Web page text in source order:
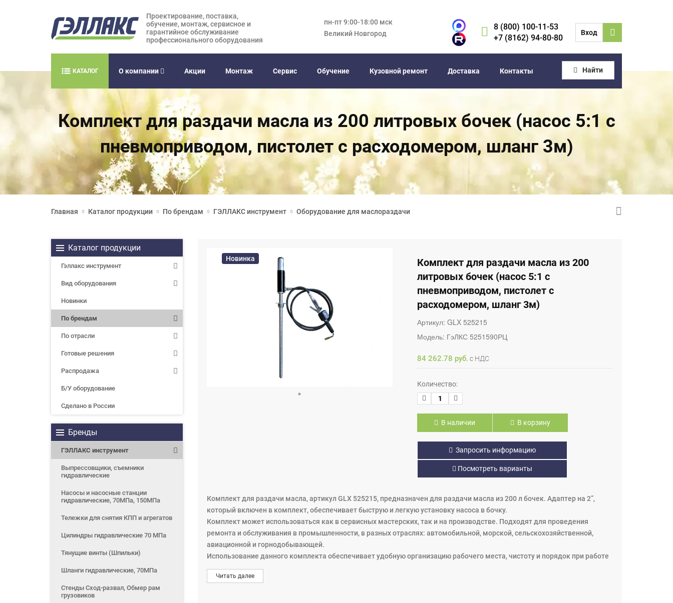
Проектирование, поставка,
обучение, монтаж, сервисное и
гарантийное обслуживание
профессионального оборудования
пн-пт 9:00-18:00 мск
Великий Новгород
8 (800) 100-11-53
+7 (8162) 94-80-80
Вход
КАТАЛОГ О компании Акции Монтаж Сервис Обучение Кузовной ремонт Доставка Контакты Найти
Комплект для раздачи масла из 200 литровых бочек (насос 5:1 с
пневмоприводом, пистолет с расходомером, шланг 3м)
Главная Каталог продукции По брендам ГЭЛЛАКС инструмент Оборудование для маслораздачи
Каталог продукции
Гэллакс инструмент
Вид оборудования
Новинки
По брендам
По отрасли
Готовые решения
Распродажа
Б/У оборудование
Сделано в России
Бренды
ГЭЛЛАКС инструмент
Выпрессовщики, съемники
гидравлические
Насосы и насосные станции
гидравлические, 70МПа, 150МПа
Тележки для снятия КПП и агрегатов
Цилиндры гидравлические 70 МПа
Тянущие винты (Шпильки)
Шланги гидравлические, 70МПа
Стенды Сход-развал, Обмер рам
грузовиков
Новинка
Комплект для раздачи масла из 200
литровых бочек (насос 5:1 с
пневмоприводом, пистолет с
расходомером, шланг 3м)
Артикул:GLX 525215
Модель: ГэЛКС 5251590РЦ
84 262.78 руб. с НДС
Количество:
В наличии В корзину
Запросить информацию
Посмотреть варианты
Комплект для раздачи масла, артикул GLX 525215, предназначен для раздачи масла из 200 л бочек. Адаптер на 2”,
который включен в комплект, обеспечивает быструю и легкую установку насоса в бочку.
Комплект может использоваться как в сервисных мастерских, так и на производстве. Подходят для проведения
ремонта и обслуживания в промышленности, в разных отраслях: автомобильной, морской, сельскохозяйственной,
авиационной и горнодобывающей.
Использование данного комплекта обеспечивает удобную организацию рабочего места, чистоту и порядок при работе
и хранении.
Читать далее